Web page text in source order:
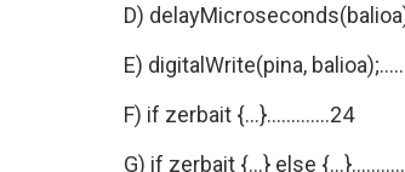
D)
E) digitalWrite(pina,
F) if zerbait {...}.............24
G) if zerbait {...} else